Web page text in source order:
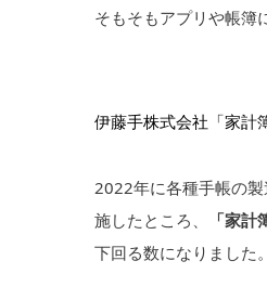
そもそもアプリや帳簿
伊藤手株式会社「家計
2022年に各種手帳の
施したところ、
「家
下回る数になりました。